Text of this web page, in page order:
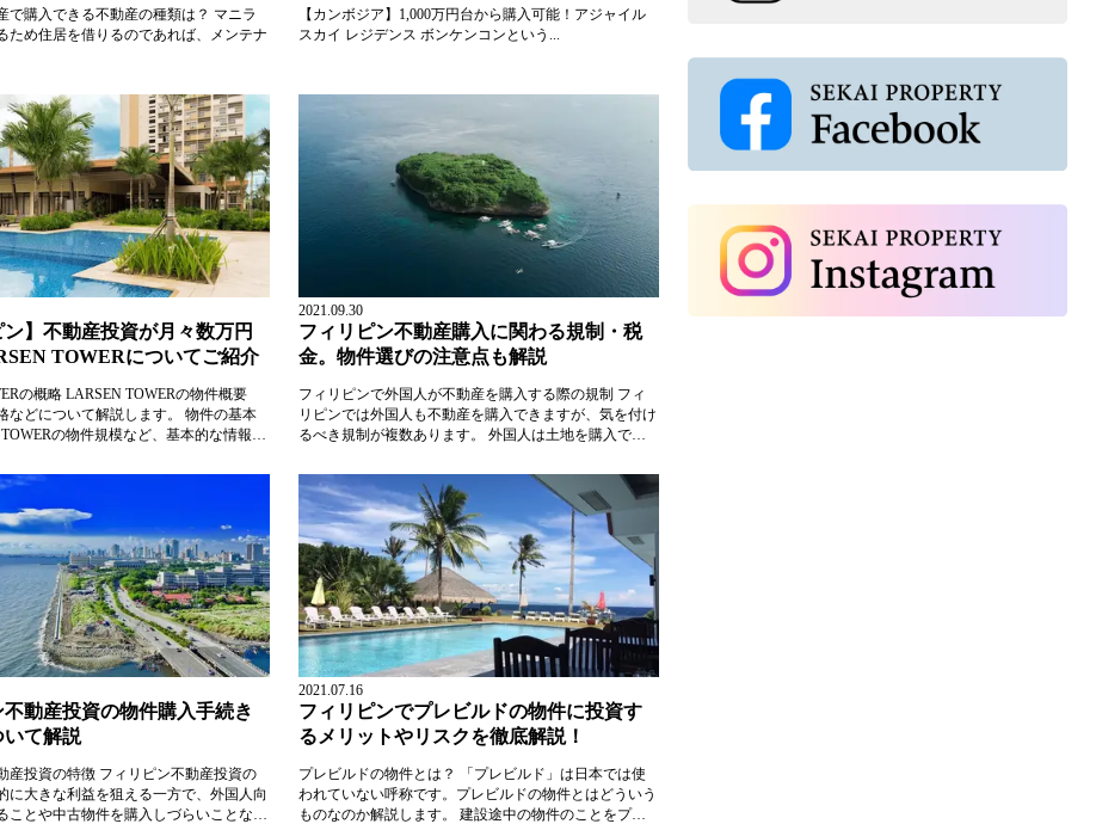
で購入できる不動産の種類は？ マニラ
ため住居を借りるのであれば、メンテナ
【カンボジア】1,000万円台から購入可能！アジャイル
スカイ レジデンス ボンケンコンという...
ン】不動産投資が月々数万円
TOWERについてご紹介
の概略 LARSEN TOWERの物件概要
などについて解説します。 物件の基本
の物件規模など、基本的な情報は
2021.09.30
フィリピン不動産購入に関わる規制・税
金。物件選びの注意点も解説
フィリピンで外国人が不動産を購入する際の規制 フィ
リピンでは外国人も不動産を購入できますが、気を付け
るべき規制が複数あります。 外国人は土地を購入でき
人による土地の所有が禁止されています。法人であれば
所有できますが、資本の60％以上がフィリピン資本であ
ることが条件です。 法人の主導権に関するリスクを考
慮すると、フィ...
動産投資の物件購入手続き
いて解説
産投資の特徴 フィリピン不動産投資の
に大きな利益を狙える一方で、外国人向
ことや中古物件を購入しづらいことなど
2021.07.16
フィリピンでプレビルドの物件に投資す
るメリットやリスクを徹底解説！
プレビルドの物件とは？ 「プレビルド」は日本では使
われていない呼称です。プレビルドの物件とはどういう
ものなのか解説します。 建設途中の物件のことをプレ